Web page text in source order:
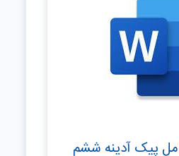
پیک آدینه ششم